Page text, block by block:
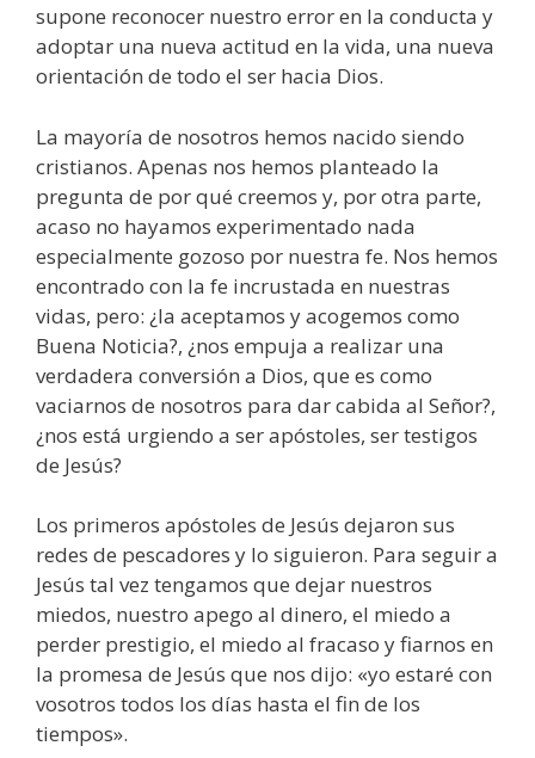
supone reconocer nuestro error en la conducta y
adoptar una nueva actitud en la vida, una nueva
orientación de todo el ser hacia Dios.
La mayoría de nosotros hemos nacido siendo
cristianos. Apenas nos hemos planteado la
pregunta de por qué creemos y, por otra parte,
acaso no hayamos experimentado nada
especialmente gozoso por nuestra fe. Nos hemos
encontrado con la fe incrustada en nuestras
vidas, pero: ¿la aceptamos y acogemos como
Buena Noticia?, ¿nos empuja a realizar una
verdadera conversión a Dios, que es como
vaciarnos de nosotros para dar cabida al Señor?,
¿nos está urgiendo a ser apóstoles, ser testigos
de Jesús?
Los primeros apóstoles de Jesús dejaron sus
redes de pescadores y lo siguieron. Para seguir a
Jesús tal vez tengamos que dejar nuestros
miedos, nuestro apego al dinero, el miedo a
perder prestigio, el miedo al fracaso y fiarnos en
la promesa de Jesús que nos dijo: «yo estaré con
vosotros todos los días hasta el fin de los
tiempos».